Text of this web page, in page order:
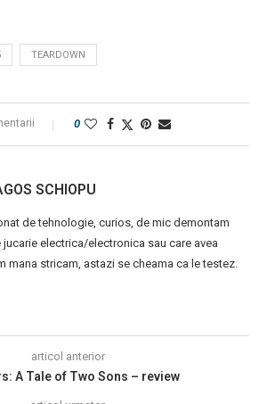
TEARDOWN
0
SCHIOPU
de tehnologie, curios, de mic demontam
jucarie electrica/electronica sau care avea
mana stricam, astazi se cheama ca le testez.
articol anterior
A Tale of Two Sons – review